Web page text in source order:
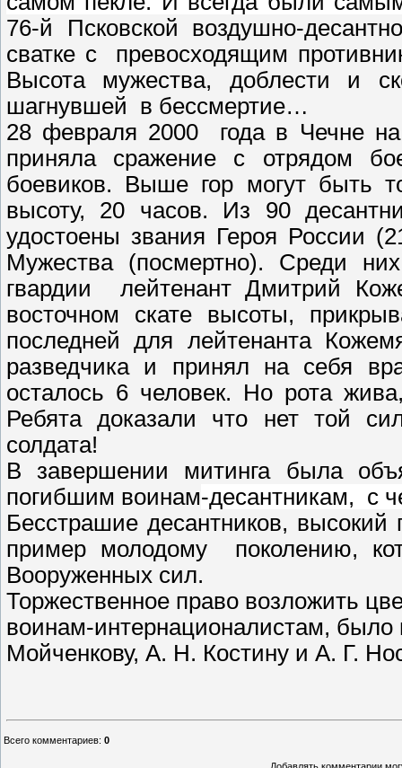
76-й Псковской воздушно-
сватке с
превосходящим
Высота мужества, доблести и
шагнувшей
в бессмертие…
28 февраля 2000
года в Чечне
приняла сражение с отрядом
боевиков. Выше гор могут быть
высоту, 20 часов. Из 90
удостоены звания Героя России
Мужества (посмертно). Среди
гвардии
лейтенант Дмитрий
восточном скате высоты,
последней для лейтенанта
разведчика и принял на себя
осталось 6 человек. Но рота
Ребята доказали что нет той
солдата!
В завершении митинга была
погибшим воинам-десантникам,
с
Бесстрашие десантников,
пример молодому поколению,
Вооруженных сил.
Торжественное право возложить
воинам-интернационалистам, было
Мойченкову, А. Н. Костину и А. Г.
Всего комментариев: 0